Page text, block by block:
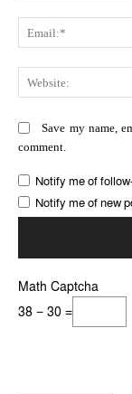
Save my name,
comment.
Notify me of
Notify me of new
Math Captcha
38 − 30 =